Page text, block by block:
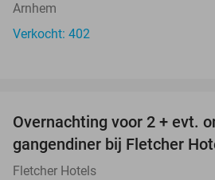
Arnhem
Verkocht: 402
Overnachting voor 2 + evt.
gangendiner bij Fletcher
Fletcher Hotels